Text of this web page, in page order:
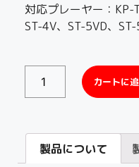
対応プレーヤー：KP-
ST-4V、ST-5VD、
カートに
製品について